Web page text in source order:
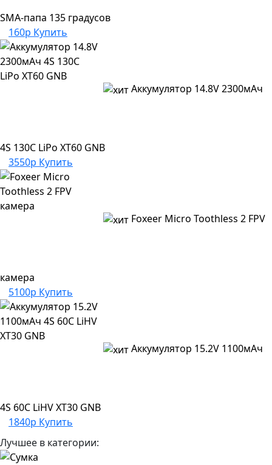
SMA-папа 135 градусов
160р Купить
Аккумулятор 14.8V 2300мАч
4S 130C LiPo XT60 GNB
3550р Купить
Foxeer Micro Toothless 2 FPV
камера
5100р Купить
Аккумулятор 15.2V 1100мАч
4S 60C LiHV XT30 GNB
1840р Купить
Лучшее в категории: